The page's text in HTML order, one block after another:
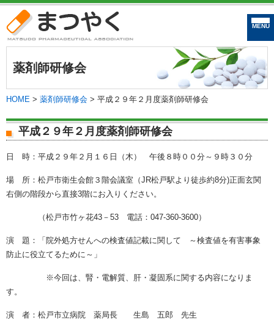
まつやく｜松戸市
薬剤師研修会
HOME > 薬剤師研修会 > 平成２９年２月度薬剤師研修会
平成２９年２月度薬剤師研修会
日 時：平成２９年２月１６日（木） 午後８時００分～９時３０分
場 所：松戸市衛生会館３階会議室（JR松戸駅より徒歩約8分)正面玄関
右側の階段から直接3階にお入りください。
（松戸市竹ヶ花43－53 電話：047-360-3600）
演 題：「院外処方せんへの検査値記載に関して ～検査値を有害事象
防止に役立てるために～」
※今回は、腎・電解質、肝・凝固系に関する内容になりま
す。
演 者：松戸市立病院 薬局長 生島 五郎 先生